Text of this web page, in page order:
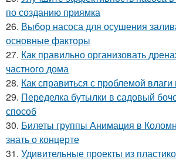
по созданию приямка
26. Выбор насоса для осушения
основные факторы
27. Как правильно организовать
частного дома
28. Как справиться с проблемой влаги
29. Переделка бутылки в садовый
способ
30. Билеты группы Анимация в
знать о концерте
31. Удивительные проекты из